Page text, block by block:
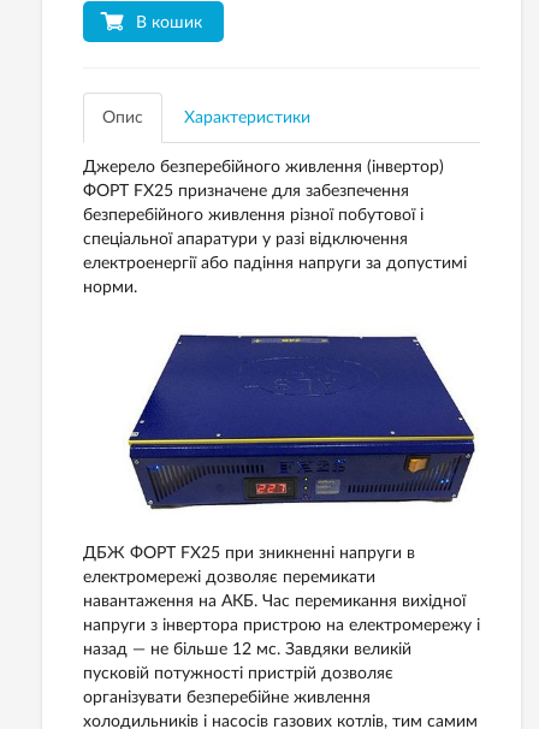
В кошик
Опис Характеристики
Джерело безперебійного живлення (інвертор)
ФОРТ FX25 призначене для забезпечення
безперебійного живлення різної побутової і
спеціальної апаратури у разі відключення
електроенергії або падіння напруги за допустимі
норми.
ДБЖ ФОРТ FX25 при зникненні напруги в
електромережі дозволяє перемикати
навантаження на АКБ. Час перемикання вихідної
напруги з інвертора пристрою на електромережу і
назад — не більше 12 мс. Завдяки великій
пусковій потужності пристрій дозволяє
організувати безперебійне живлення
холодильників і насосів газових котлів, тим самим